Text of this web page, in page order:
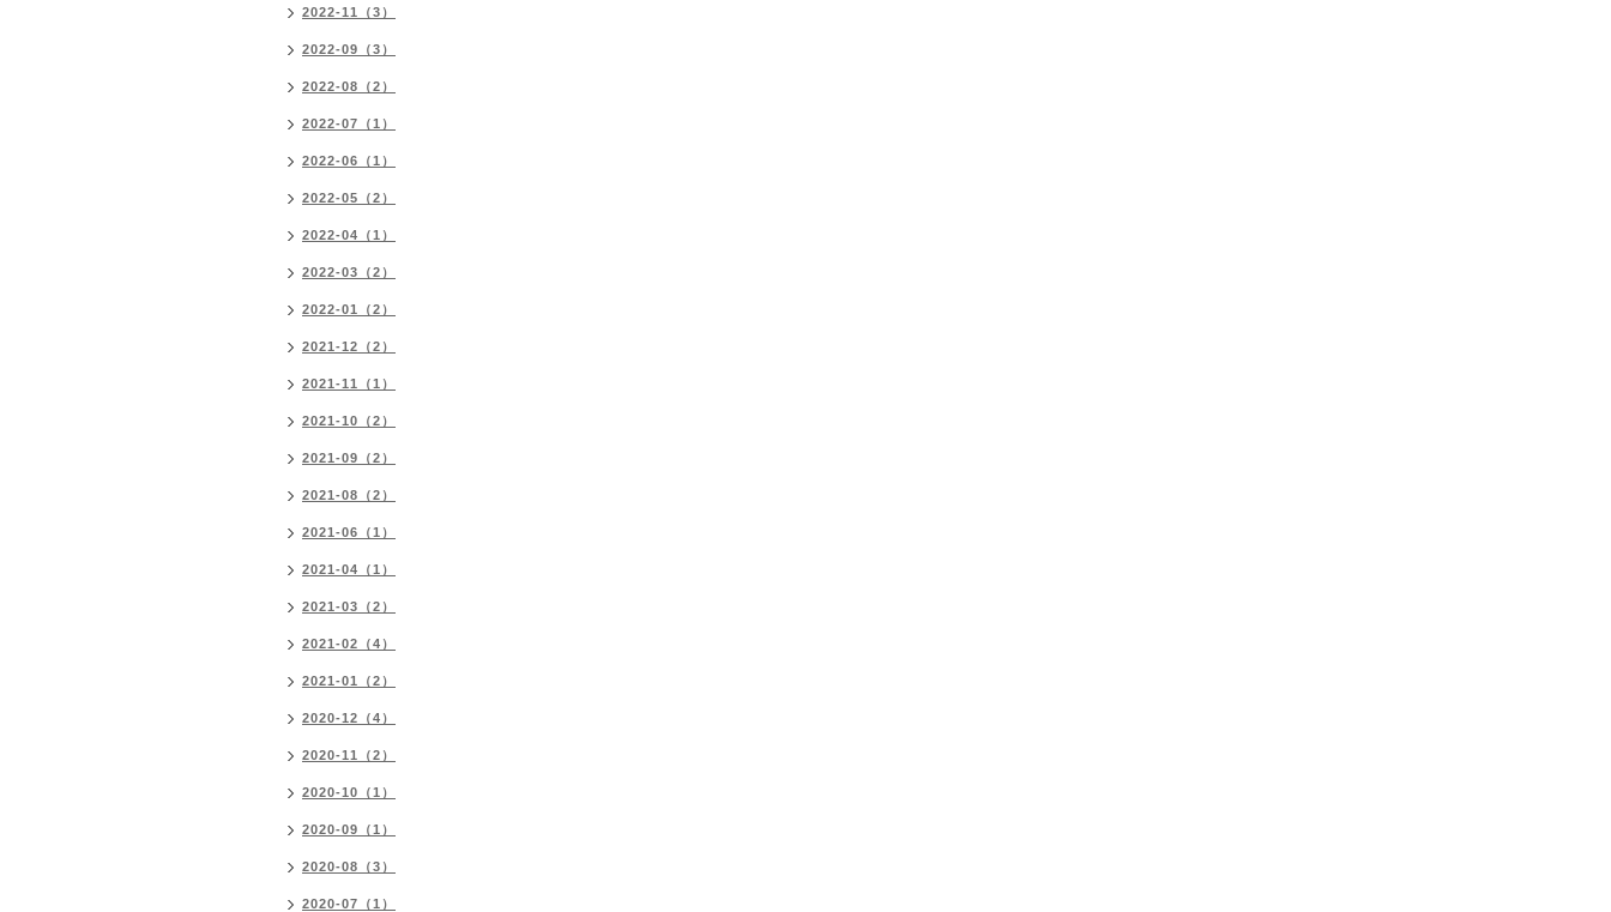
2022-11（3）
2022-09（3）
2022-08（2）
2022-07（1）
2022-06（1）
2022-05（2）
2022-04（1）
2022-03（2）
2022-01（2）
2021-12（2）
2021-11（1）
2021-10（2）
2021-09（2）
2021-08（2）
2021-06（1）
2021-04（1）
2021-03（2）
2021-02（4）
2021-01（2）
2020-12（4）
2020-11（2）
2020-10（1）
2020-09（1）
2020-08（3）
2020-07（1）